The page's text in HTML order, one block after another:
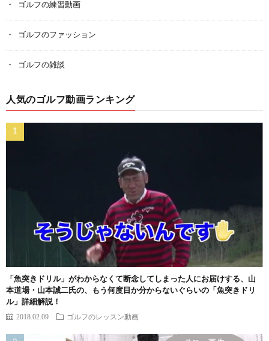
ゴルフの練習動画
ゴルフのファッション
ゴルフの雑談
人気のゴルフ動画ランキング
「魚突きドリル」がわからなくて断念してしまった人にお届けする、山
本道場・山本誠二氏の、もう何度目か分からないぐらいの「魚突きドリ
ル」詳細解説！
2018.02.09 ゴルフのレッスン動画